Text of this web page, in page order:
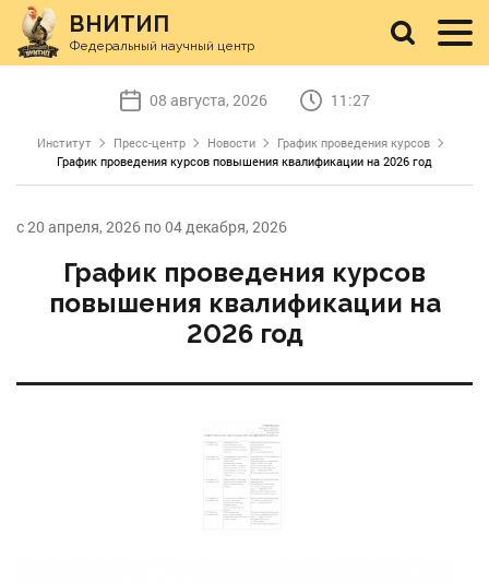
ВНИТИП
Федеральный научный центр
08 августа, 2026 11:27
Институт Пресс-центр Новости
График проведения курсов
График проведения курсов повышения квалификации на 2026 год
с 20 апреля, 2026 по 04 декабря, 2026
График проведения курсов
повышения квалификации на
2026 год